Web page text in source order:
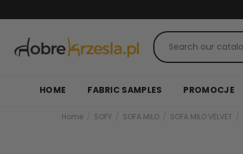
HOME FABRIC SAMPLES PROMOCJE
Home SOFY SOFA MILO SOFA MILO VELVET